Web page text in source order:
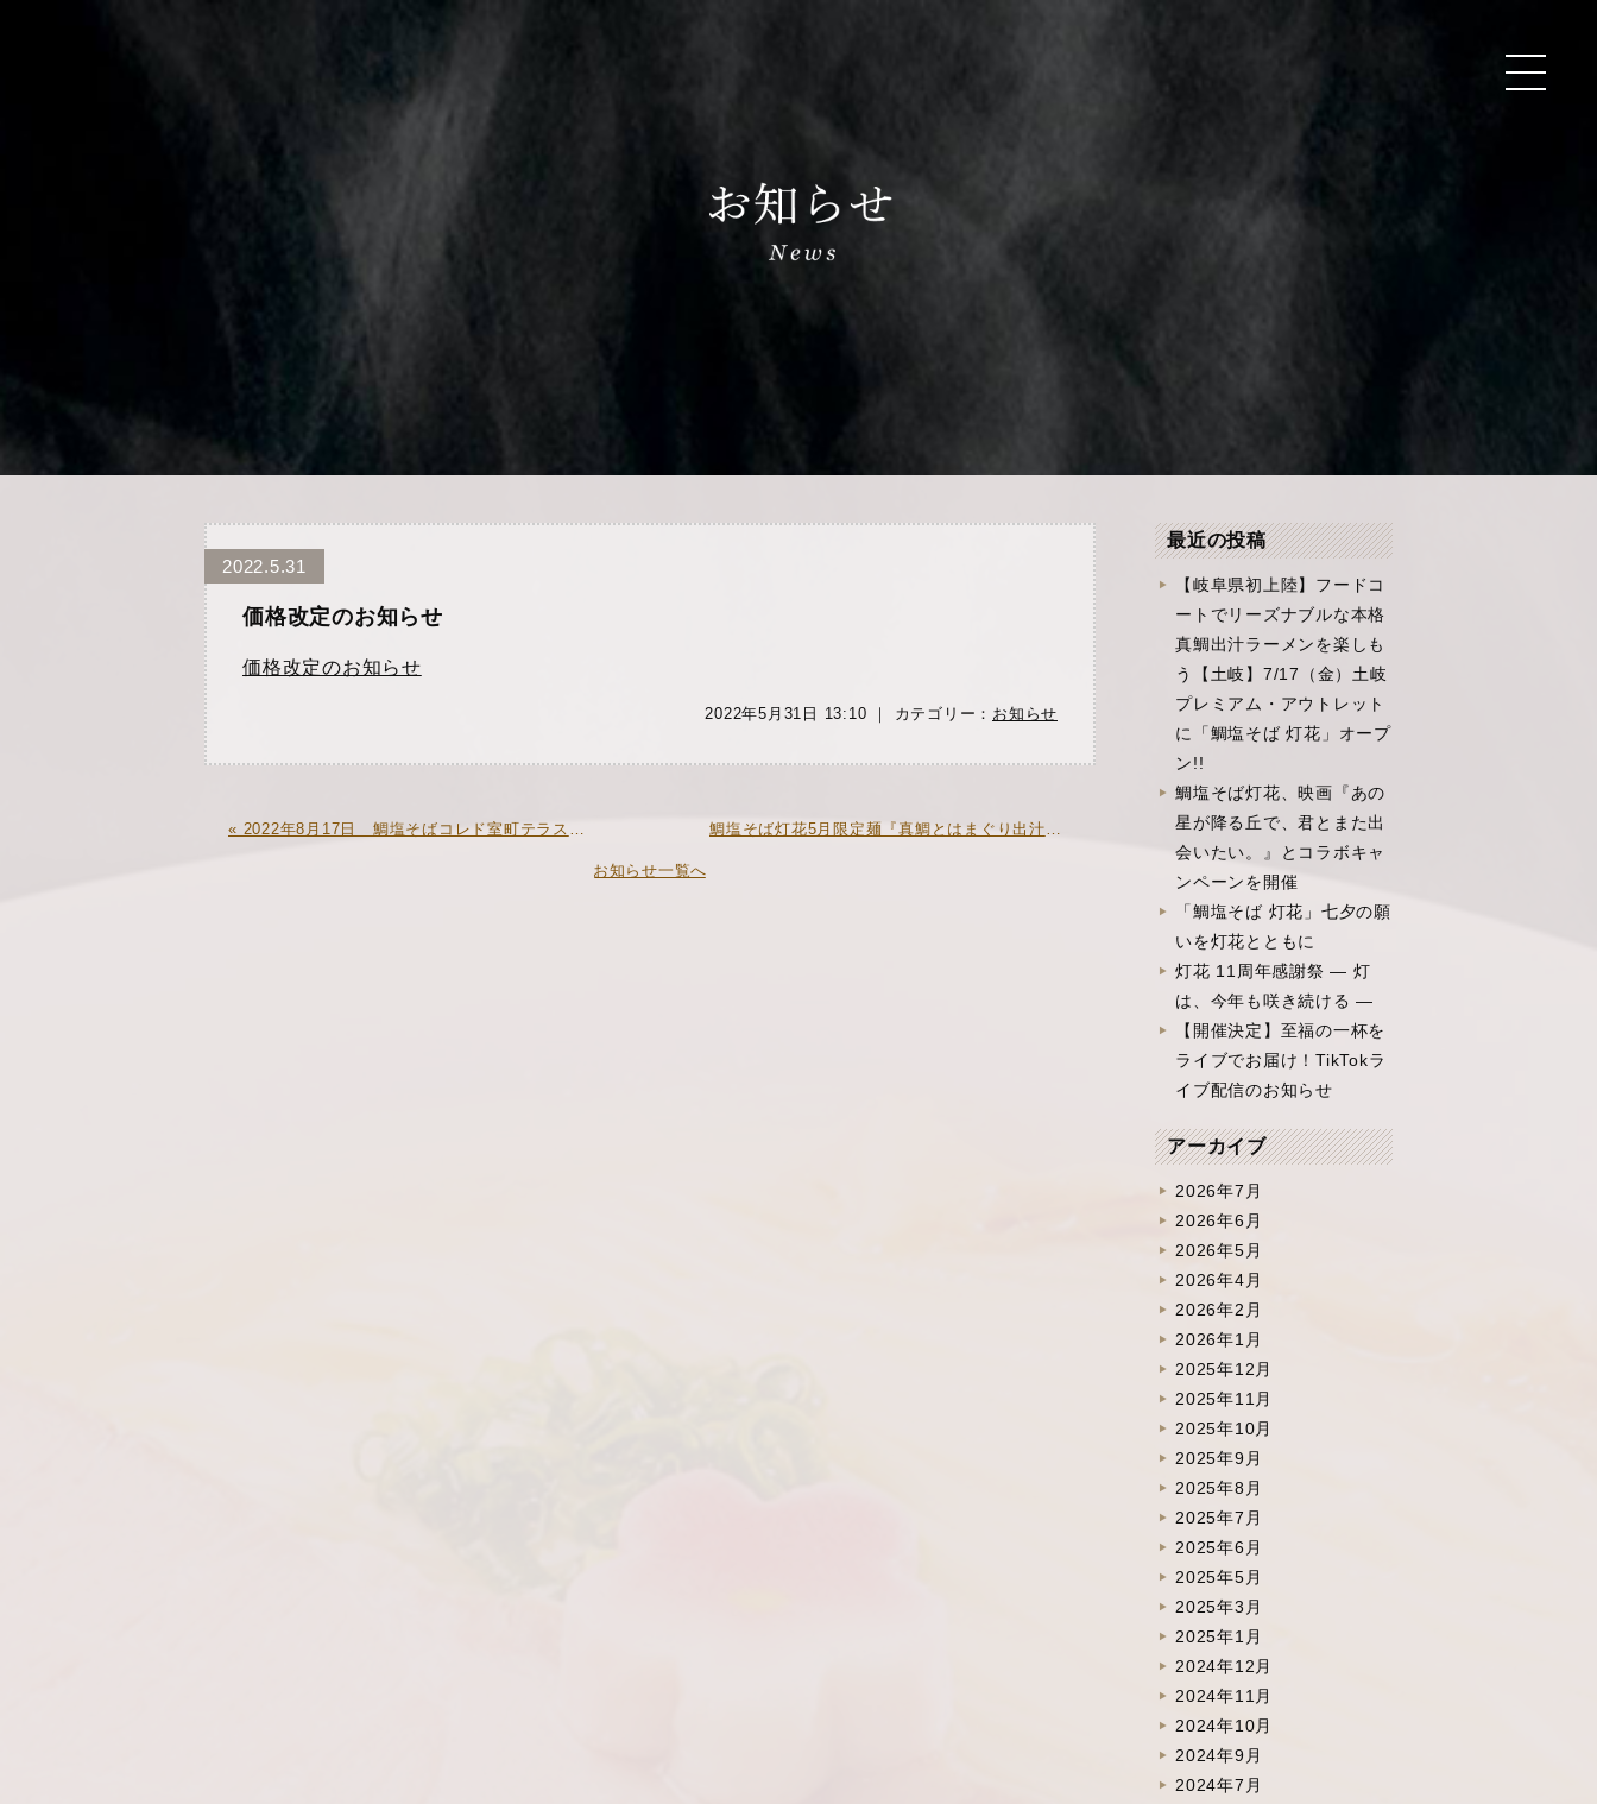
2022.5.31
価格改定のお知らせ
価格改定のお知らせ
2022年5月31日 13:10 ｜ カテゴリー： お知らせ
« 2022年8月17日 鯛塩そばコレド室町テラス店 オープン 鯛塩そば灯花5月限定麺『真鯛とはまぐり出汁の塩らぁ麺』 »
お知らせ一覧へ
最近の投稿
【岐阜県初上陸】フードコ
ートでリーズナブルな本格
真鯛出汁ラーメンを楽しも
う【土岐】7/17（金）土岐
プレミアム・アウトレット
に「鯛塩そば 灯花」オープ
ン!!
鯛塩そば灯花、映画『あの
星が降る丘で、君とまた出
会いたい。』とコラボキャ
ンペーンを開催
「鯛塩そば 灯花」七夕の願
いを灯花とともに
灯花 11周年感謝祭 ― 灯
は、今年も咲き続ける ―
【開催決定】至福の一杯を
ライブでお届け！TikTokラ
イブ配信のお知らせ
アーカイブ
2026年7月
2026年6月
2026年5月
2026年4月
2026年2月
2026年1月
2025年12月
2025年11月
2025年10月
2025年9月
2025年8月
2025年7月
2025年6月
2025年5月
2025年3月
2025年1月
2024年12月
2024年11月
2024年10月
2024年9月
2024年7月